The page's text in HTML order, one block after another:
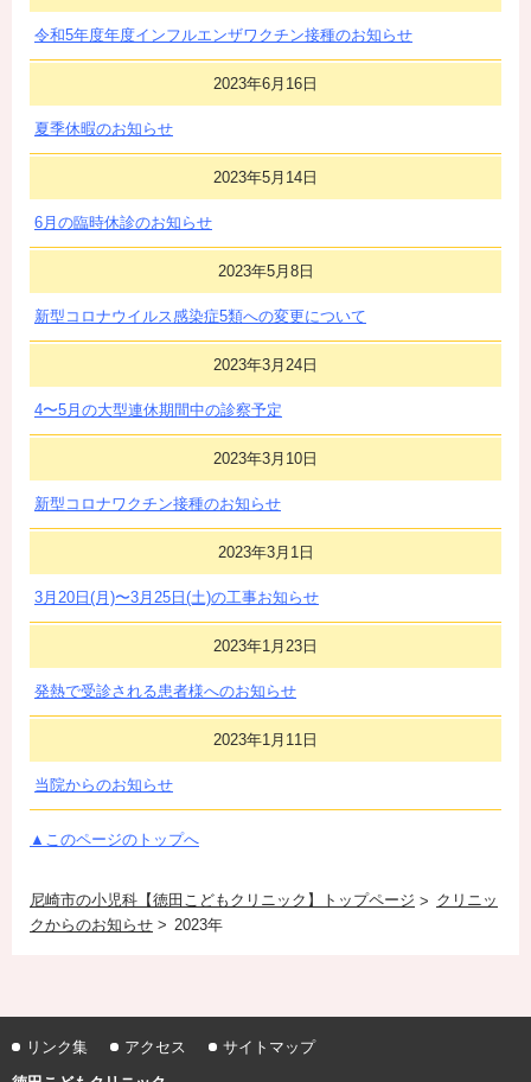
令和5年度年度インフルエンザワクチン接種のお知らせ
2023年6月16日
夏季休暇のお知らせ
2023年5月14日
6月の臨時休診のお知らせ
2023年5月8日
新型コロナウイルス感染症5類への変更について
2023年3月24日
4〜5月の大型連休期間中の診察予定
2023年3月10日
新型コロナワクチン接種のお知らせ
2023年3月1日
3月20日(月)〜3月25日(土)の工事お知らせ
2023年1月23日
発熱で受診される患者様へのお知らせ
2023年1月11日
当院からのお知らせ
▲このページのトップへ
尼崎市の小児科【徳田こどもクリニック】トップページ
クリニッ
クからのお知らせ
2023年
リンク集 アクセス
サイトマップ